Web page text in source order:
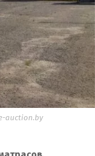
auction.by